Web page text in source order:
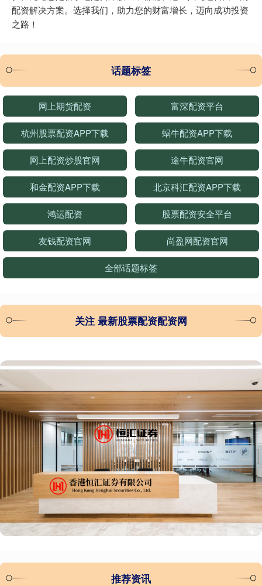
配资解决方案。选择我们，助力您的财富增长，迈向成功投资
之路！
话题标签
网上期货配资 富深配资平台
杭州股票配资APP下载 蜗牛配资APP下载
网上配资炒股官网 途牛配资官网
和金配资APP下载 北京科汇配资APP下载
鸿运配资 股票配资安全平台
友钱配资官网 尚盈网配资官网
全部话题标签
关注 最新股票配资配资网
推荐资讯